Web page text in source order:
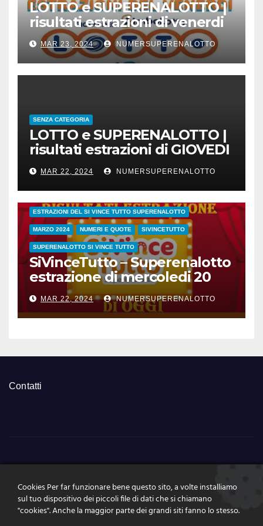
LOTTO e SUPERENALOTTO |
risultati estrazioni di venerdi
22 marzo 2024
MAR 23, 2024 NUMERSUPERENALOTTO
SENZA CATEGORIA
LOTTO e SUPERENALOTTO |
risultati estrazioni di GIOVEDI
21 marzo 2024
MAR 22, 2024 NUMERSUPERENALOTTO
CONC.212 MERCOLEDI 20 MARZO 2024
ESTRAZIONI DEL SI VINCE TUTTO SUPERENALOTTO
MARZO 2024 NUMERI E QUOTE SIVINCETUTTO
SUPERENALOTTO SI VINCE TUTTO
SiVinceTutto – Superenalotto
estrazione di mercoledi 20
marzo 2024 numeri vincenti
e quote
MAR 22, 2024 NUMERSUPERENALOTTO
Contatti
NumeriSuperEnalott
o.it
Cookies Per far funzionare bene questo sito, a volte installiamo
sul tuo dispositivo dei piccoli file di dati che si chiamano
"cookies". Anche la maggior parte dei grandi siti fanno lo stesso.